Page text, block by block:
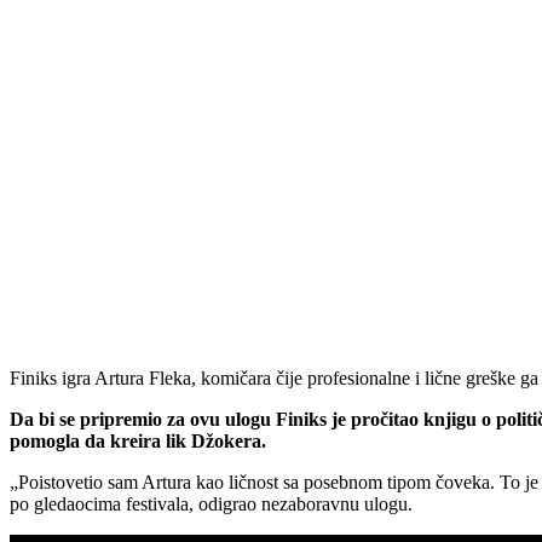
Finiks igra Artura Fleka, komičara čije profesionalne i lične greške
Da bi se pripremio za ovu ulogu Finiks je pročitao knjigu o
pomogla da kreira lik Džokera.
„Poistovetio sam Artura kao ličnost sa posebnom tipom čoveka. To
po gledaocima festivala, odigrao nezaboravnu ulogu.